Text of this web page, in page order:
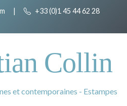
| +33 (0)1 45 44 62 28
Collin
et contemporaines - Estampes